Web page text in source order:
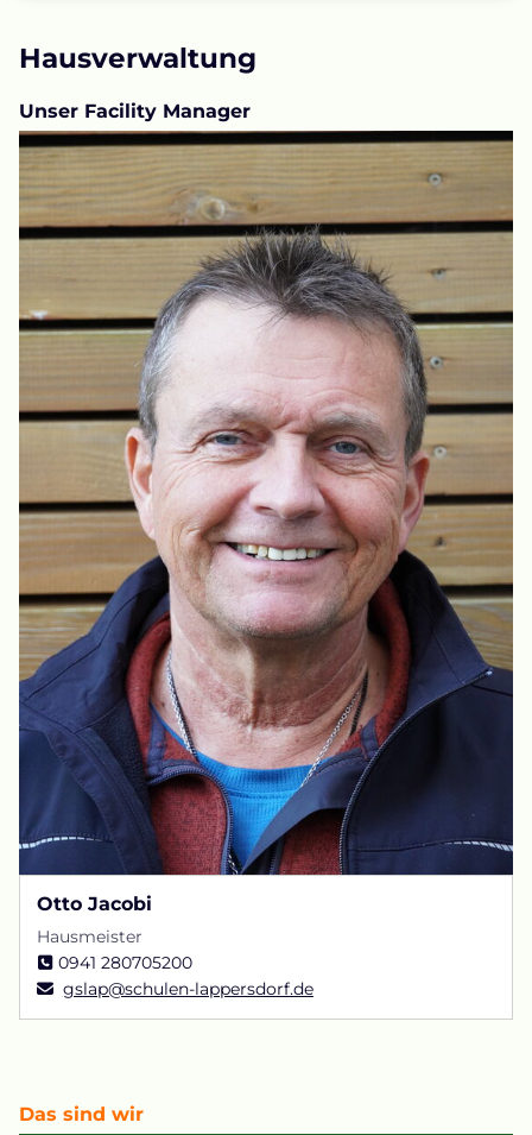
Hausverwaltung
Unser Facility Manager
Otto Jacobi
Hausmeister
0941 280705200
gslap@schulen-lappersdorf.de
Das sind wir